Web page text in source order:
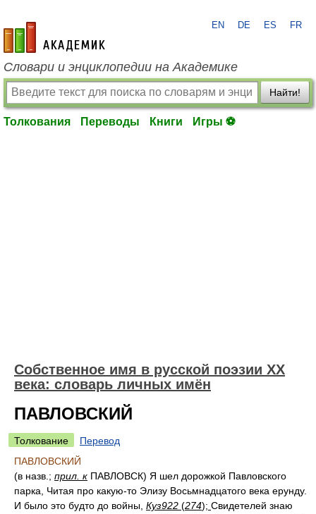
academic.ru
EN DE ES FR
Словари и энциклопедии на Академике
Найти!
Толкования Переводы Книги Игры ⚽
Собственное имя в русской поэзии XX
века: словарь личных имён
ПАВЛОВСКИЙ
Толкование
Перевод
ПАВЛОВСКИЙ
(в назв.; прил. к ПАВЛОВСК) Я шел дорожкой Павловского
парка, Читая про какую-то Элизу Восьмнадцатого века ерунду.
И было это будто до войны, Куз922 (274); Свидетелей знаю